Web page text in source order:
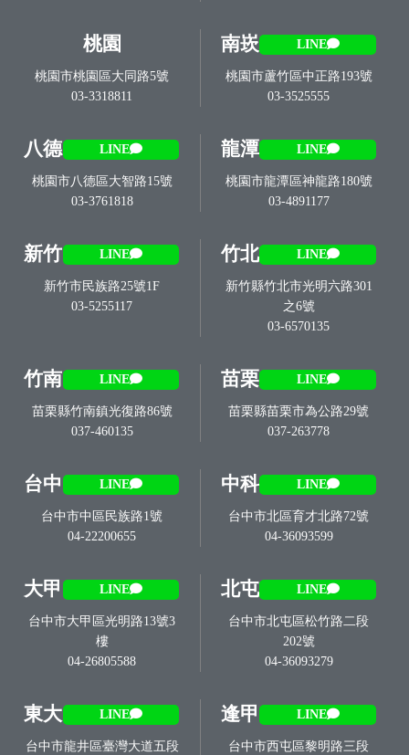
桃園
桃園市桃園區大同路5號
03-3318811
南崁 LINE
桃園市蘆竹區中正路193號
03-3525555
八德 LINE
桃園市八德區大智路15號
03-3761818
龍潭 LINE
桃園市龍潭區神龍路180號
03-4891177
新竹 LINE
新竹市民族路25號1F
03-5255117
竹北 LINE
新竹縣竹北市光明六路301
之6號
03-6570135
竹南 LINE
苗栗縣竹南鎮光復路86號
037-460135
苗栗 LINE
苗栗縣苗栗市為公路29號
037-263778
台中 LINE
台中市中區民族路1號
04-22200655
中科 LINE
台中市北區育才北路72號
04-36093599
大甲 LINE
台中市大甲區光明路13號3
樓
04-26805588
北屯 LINE
台中市北屯區松竹路二段
202號
04-36093279
東大 LINE
台中市龍井區臺灣大道五段
逢甲 LINE
台中市西屯區黎明路三段